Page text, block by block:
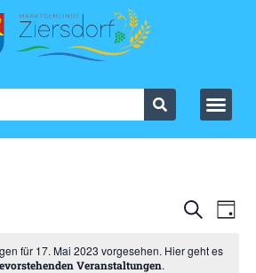
SucheTag
für 17. Mai 2023 vorgesehen. Hier geht es
Veranstaltungen.